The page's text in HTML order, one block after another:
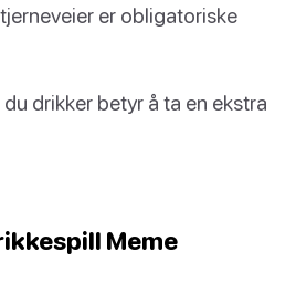
er obligatoriske
drikker betyr å ta en ekstra
Meme